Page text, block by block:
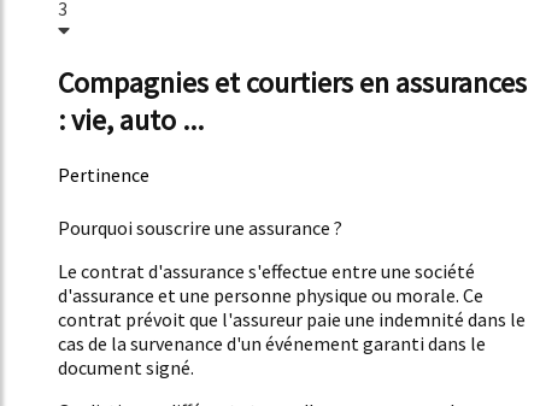
3
Compagnies et courtiers en assurances
: vie, auto ...
Pertinence
Pourquoi souscrire une assurance ?
Le contrat d'assurance s'effectue entre une société
d'assurance et une personne physique ou morale. Ce
contrat prévoit que l'assureur paie une indemnité dans le
cas de la survenance d'un événement garanti dans le
document signé.